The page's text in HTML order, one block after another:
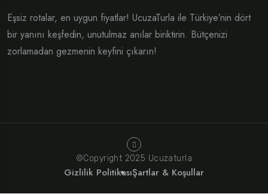
Eşsiz rotalar, en uygun fiyatlar! UcuzaTurla ile Türkiye’nin dört
bir yanını keşfedin, unutulmaz anılar biriktirin. Bütçenizi
zorlamadan gezmenin keyfini çıkarın!
©Copyright 2025 Ucuzaturla
Gizlilik PolitikasıŞartlar & Koşullar